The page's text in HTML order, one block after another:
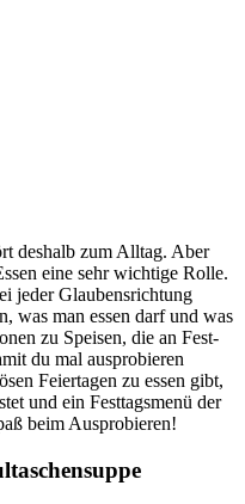
deshalb zum Alltag. Aber
eine sehr wichtige Rolle.
jeder Glaubensrichtung
was man essen darf und was
zu Speisen, die an Fest-
du mal ausprobieren
Feiertagen zu essen gibt,
und ein Festtagsmenü der
beim Ausprobieren!